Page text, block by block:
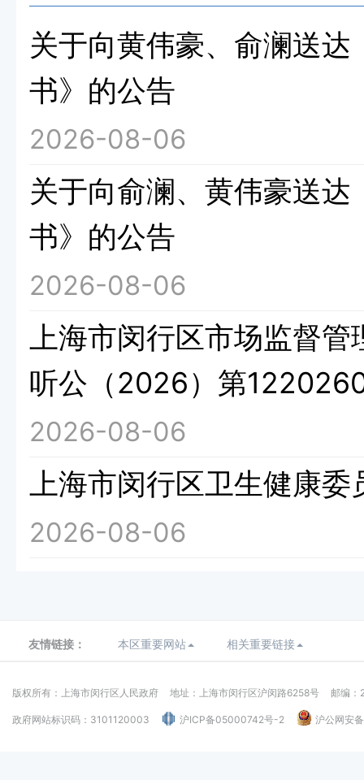
关于向黄伟豪、俞澜送
书》的公告
2026-08-06
关于向俞澜、黄伟豪送
书》的公告
2026-08-06
上海市闵行区市场监督
听公（2026）第
2026-08-06
上海市闵行区卫生健康
2026-08-06
友情链接： 本区重要网站 相关重要链接
版权所有：上海市闵行区人民政府 地址：上海市闵行区沪闵路6258号 邮编：
政府网站标识码：3101120003 沪ICP备05000742号-2 沪公网安